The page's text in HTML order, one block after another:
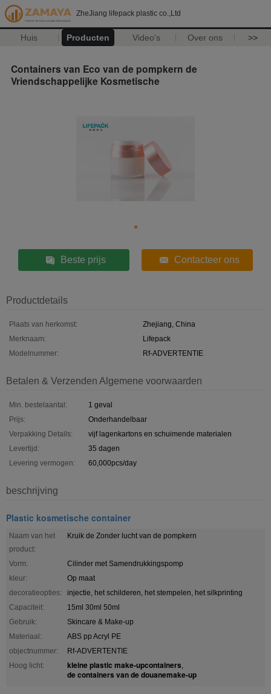
ZheJiang lifepack plastic co.,Ltd
Huis Producten Video's Over ons >>
Containers van Eco van de pompkern de
Vriendschappelijke Kosmetische
Beste prijs Contacteer ons
Productdetails
Plaats van herkomst:
Zhejiang, China
Merknaam:
Lifepack
Modelnummer:
Rf-ADVERTENTIE
Betalen & Verzenden Algemene voorwaarden
Min. bestelaantal:
1 geval
Prijs:
Onderhandelbaar
Verpakking Details:
vijf lagenkartons en schuimende materialen
Levertijd:
35 dagen
Levering vermogen:
60,000pcs/day
beschrijving
Plastic kosmetische container
Naam van het
product:
Kruik de Zonder lucht van de pompkern
Vorm:
Cilinder met Samendrukkingspomp
kleur:
Op maat
decoratieopties:
injectie, het schilderen, het stempelen, het silkprinting
Capaciteit:
15ml 30ml 50ml
Gebruik:
Skincare & Make-up
Materiaal:
ABS pp Acryl PE
objectnummer:
Rf-ADVERTENTIE
Hoog licht:
kleine plastic make-upcontainers,
de containers van de douanemake-up